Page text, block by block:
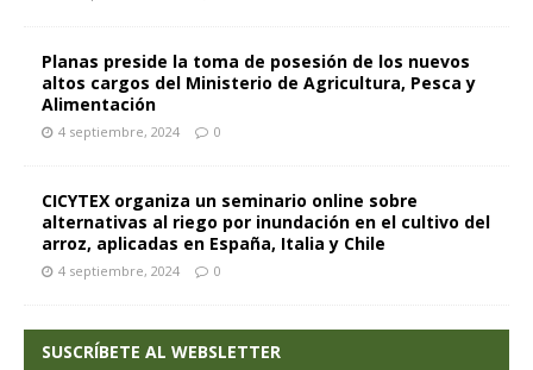
Planas preside la toma de posesión de los nuevos
altos cargos del Ministerio de Agricultura, Pesca y
Alimentación
4 septiembre, 2024 0
CICYTEX organiza un seminario online sobre
alternativas al riego por inundación en el cultivo del
arroz, aplicadas en España, Italia y Chile
4 septiembre, 2024 0
SUSCRÍBETE AL WEBSLETTER